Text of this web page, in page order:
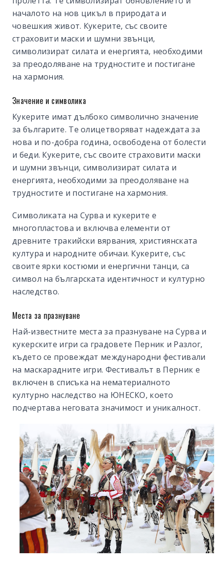
началото на нов цикъл в природата и
човешкия живот. Кукерите, със своите
страховити маски и шумни звънци,
символизират силата и енергията, необходими
за преодоляване на трудностите и постигане
на хармония.
Значение и символика
Кукерите имат дълбоко символично значение
за българите. Те олицетворяват надеждата за
нова и по-добра година, освободена от болести
и беди. Кукерите, със своите страховити маски
и шумни звънци, символизират силата и
енергията, необходими за преодоляване на
трудностите и постигане на хармония.
Символиката на Сурва и кукерите е
многопластова и включва елементи от
древните тракийски вярвания, християнската
култура и народните обичаи. Кукерите, със
своите ярки костюми и енергични танци, са
символ на българската идентичност и културно
наследство.
Места за празнуване
Най-известните места за празнуване на Сурва и
кукерските игри са градовете Перник и Разлог,
където се провеждат международни фестивали
на маскарадните игри. Фестивалът в Перник е
включен в списъка на нематериалното
културно наследство на ЮНЕСКО, което
подчертава неговата значимост и уникалност.